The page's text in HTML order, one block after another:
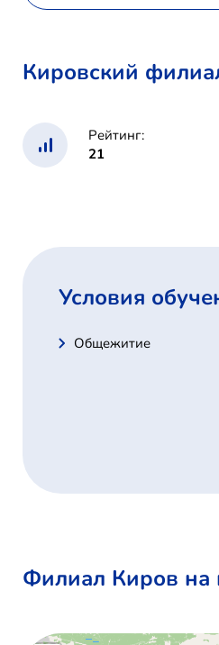
Кировский
Рейтинг:
21
Условия
Общежитие
Филиал Киров на